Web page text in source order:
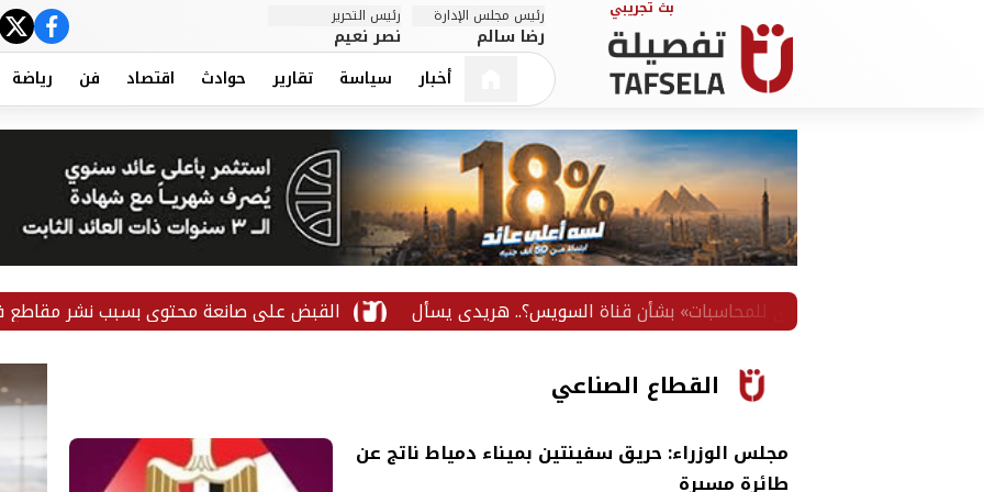
رئيس مجلس الإدارة
رضا سالم
رئيس التحرير
نصر نعيم
أخبار سياسة تقارير حوادث اقتصاد فن رياضة
القبض على صانعة محتوى بسبب نشر مقاطع فيديو خادشة للمحاسبات» بشأن قناة السويس؟.. هريدي يسأل
القطاع الصناعي
مجلس الوزراء: حريق سفينتين بميناء دمياط ناتج عن
طائرة مسيرة